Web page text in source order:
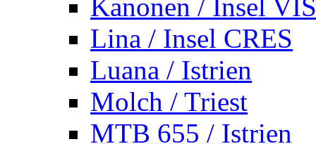
Kanonen / Insel VIS
Lina / Insel CRES
Luana / Istrien
Molch / Triest
MTB 655 / Istrien